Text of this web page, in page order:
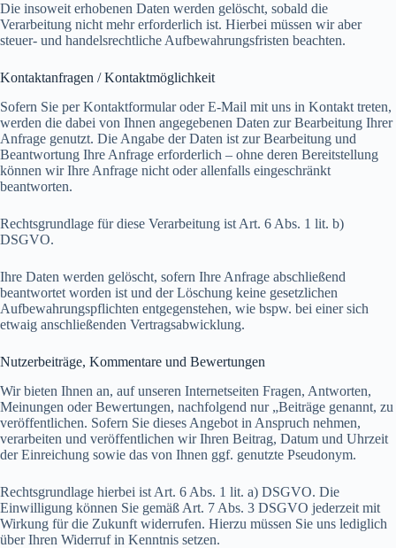
Die insoweit erhobenen Daten werden gelöscht, sobald die
Verarbeitung nicht mehr erforderlich ist. Hierbei müssen wir aber
steuer- und handelsrechtliche Aufbewahrungsfristen beachten.
Kontaktanfragen / Kontaktmöglichkeit
Sofern Sie per Kontaktformular oder E-Mail mit uns in Kontakt treten,
werden die dabei von Ihnen angegebenen Daten zur Bearbeitung Ihrer
Anfrage genutzt. Die Angabe der Daten ist zur Bearbeitung und
Beantwortung Ihre Anfrage erforderlich – ohne deren Bereitstellung
können wir Ihre Anfrage nicht oder allenfalls eingeschränkt
beantworten.
Rechtsgrundlage für diese Verarbeitung ist Art. 6 Abs. 1 lit. b)
DSGVO.
Ihre Daten werden gelöscht, sofern Ihre Anfrage abschließend
beantwortet worden ist und der Löschung keine gesetzlichen
Aufbewahrungspflichten entgegenstehen, wie bspw. bei einer sich
etwaig anschließenden Vertragsabwicklung.
Nutzerbeiträge, Kommentare und Bewertungen
Wir bieten Ihnen an, auf unseren Internetseiten Fragen, Antworten,
Meinungen oder Bewertungen, nachfolgend nur „Beiträge genannt, zu
veröffentlichen. Sofern Sie dieses Angebot in Anspruch nehmen,
verarbeiten und veröffentlichen wir Ihren Beitrag, Datum und Uhrzeit
der Einreichung sowie das von Ihnen ggf. genutzte Pseudonym.
Rechtsgrundlage hierbei ist Art. 6 Abs. 1 lit. a) DSGVO. Die
Einwilligung können Sie gemäß Art. 7 Abs. 3 DSGVO jederzeit mit
Wirkung für die Zukunft widerrufen. Hierzu müssen Sie uns lediglich
über Ihren Widerruf in Kenntnis setzen.